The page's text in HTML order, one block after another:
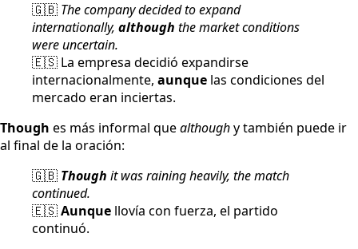
🇬🇧 The company decided to expand
internationally, although the market conditions
were uncertain.
🇪🇸 La empresa decidió expandirse
internacionalmente, aunque las condiciones del
mercado eran inciertas.
Though es más informal quealthoughy también puede ir
al final de la oración:
🇬🇧 Though it was raining heavily, the match
continued.
🇪🇸Aunque llovía con fuerza, el partido
continuó.